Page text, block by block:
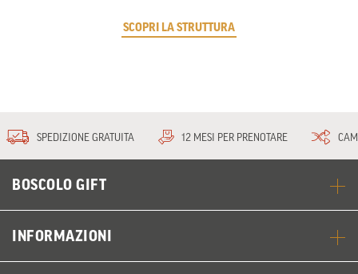
SCOPRI LA STRUTTURA
SPEDIZIONE GRATUITA 12 MESI PER PRENOTARE
BOSCOLO GIFT
INFORMAZIONI